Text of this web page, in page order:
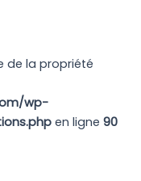
de la propriété
wp-
en ligne 90